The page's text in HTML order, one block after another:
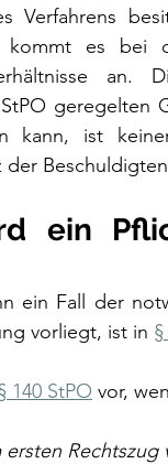
Verfahrens
es bei
an.
geregelten
kann, ist
ein
ein Fall der
vorliegt, ist in
140 StPO vor,
Rechtszug